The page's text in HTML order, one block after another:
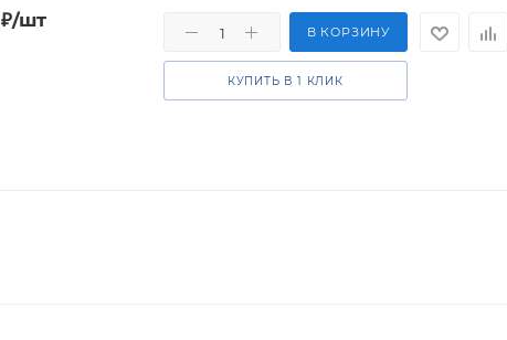
₽/шт
В КОРЗИНУ
КУПИТЬ В 1 КЛИК